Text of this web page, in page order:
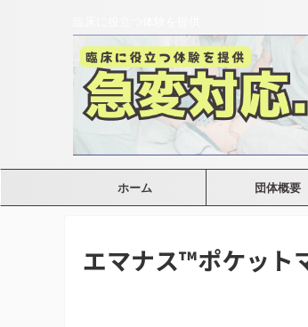
ホーム 団体概要
エマナス™ポケット